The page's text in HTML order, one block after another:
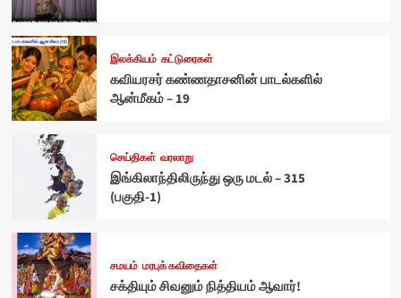
இலக்கியம் கட்டுரைகள்
கவியரசர் கண்ணதாசனின் பாடல்களில்
ஆன்மீகம் – 19
செய்திகள் வரலாறு
இங்கிலாந்திலிருந்து ஒரு மடல் – 315
(பகுதி-1)
சமயம் மரபுக் கவிதைகள்
சக்தியும் சிவனும் நித்தியம் ஆவார்!